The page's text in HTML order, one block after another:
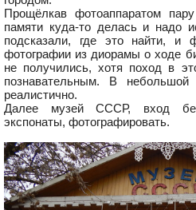
Прощёлкав фотоаппаратом
памяти куда-то делась и надо
подсказали, где это найти, и
фотографии из диорамы о ходе
не получились, хотя поход в
познавательным. В
реалистично.
Далее музей СССР, вход
экспонаты, фотографировать.